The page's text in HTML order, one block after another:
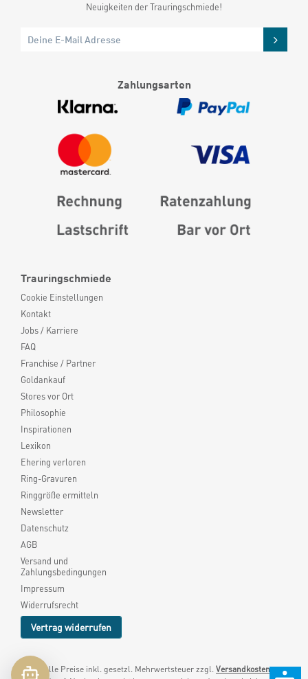
Trauringschmiede
Cookie Einstellungen
Kontakt
Jobs / Karriere
FAQ
Franchise / Partner
Goldankauf
Stores vor Ort
Philosophie
Inspirationen
Lexikon
Ehering verloren
Ring-Gravuren
Ringgröße ermitteln
Newsletter
Datenschutz
AGB
Versand und
Zahlungsbedingungen
Impressum
Widerrufsrecht
Vertrag widerrufen
Neuigkeiten der Trauringschmiede!
Zahlungsarten
* Alle Preise inkl. gesetzl. Mehrwertsteuer zzgl. Versandkosten